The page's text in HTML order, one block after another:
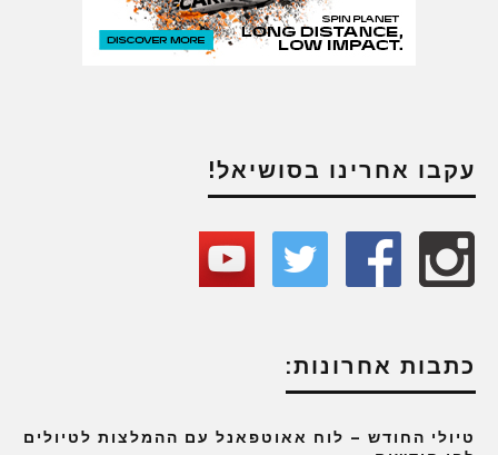
עקבו אחרינו בסושיאל!
כתבות אחרונות:
טיולי החודש – לוח אאוטפאנל עם ההמלצות לטיולים